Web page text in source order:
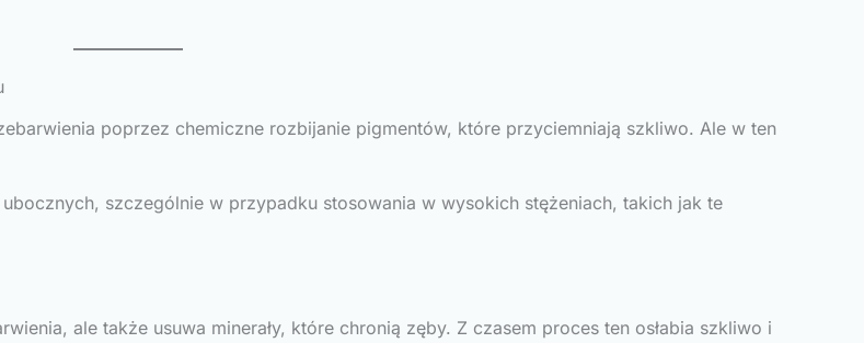
poprzez chemiczne rozbijanie pigmentów, które przyciemniają szkliwo. Ale w ten
szczególnie w przypadku stosowania w wysokich stężeniach, takich jak te
ale także usuwa minerały, które chronią zęby. Z czasem proces ten osłabia szkliwo i